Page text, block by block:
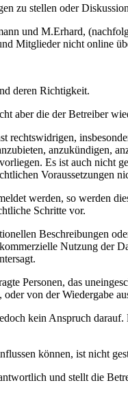
zu stellen oder
und M.Erhard,
Mitglieder nicht online
deren Richtigkeit.
aber die der Betreiber
anzukündigen,
Es ist auch nicht
Voraussetzungen
werden, so werden
Schritte vor.
Beschreibungen
Nutzung der
Personen, das
von der Wiedergabe
kein Anspruch
können, ist nicht
und stellt die